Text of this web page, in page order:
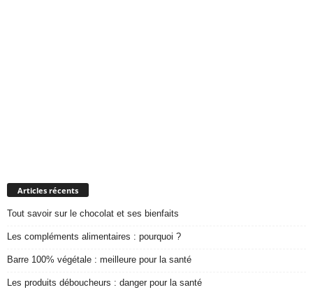
Articles récents
Tout savoir sur le chocolat et ses bienfaits
Les compléments alimentaires : pourquoi ?
Barre 100% végétale : meilleure pour la santé
Les produits déboucheurs : danger pour la santé